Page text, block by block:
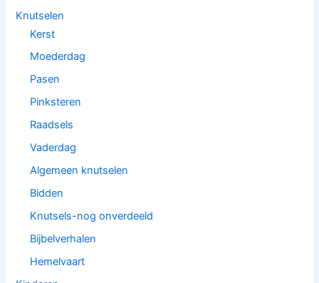
Knutselen
Kerst
Moederdag
Pasen
Pinksteren
Raadsels
Vaderdag
Algemeen knutselen
Bidden
Knutsels-nog onverdeeld
Bijbelverhalen
Hemelvaart